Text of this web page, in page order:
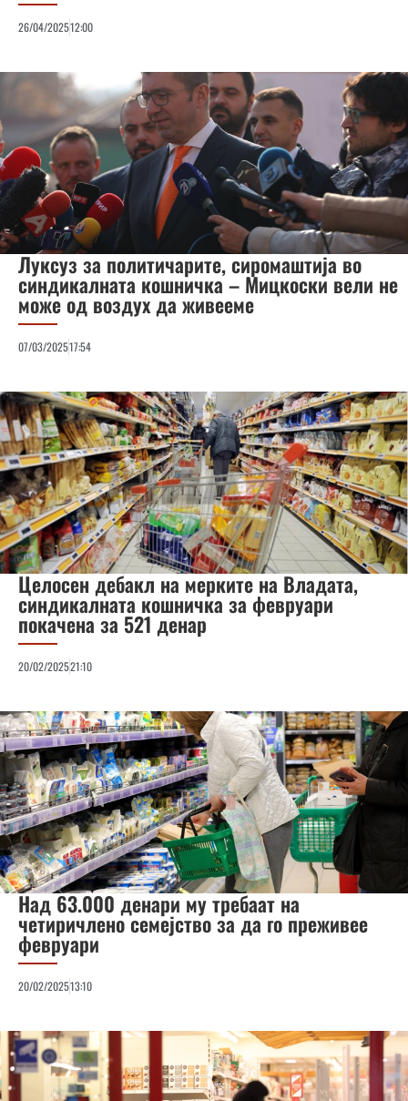
26/04/202512:00
Луксуз за политичарите, сиромаштија во
синдикалната кошничка – Мицкоски вели не
може од воздух да живееме
07/03/202517:54
Целосен дебакл на мерките на Владата,
синдикалната кошничка за февруари
покачена за 521 денар
20/02/202521:10
Над 63.000 денари му требаат на
четиричлено семејство за да го преживее
февруари
20/02/202513:10